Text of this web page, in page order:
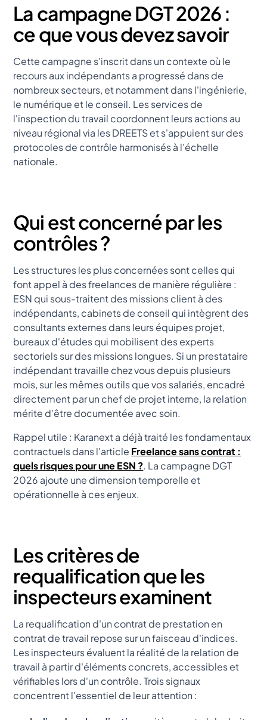
La campagne DGT 2026 :
ce que vous devez savoir
Cette campagne s'inscrit dans un contexte où le
recours aux indépendants a progressé dans de
nombreux secteurs, et notamment dans l'ingénierie,
le numérique et le conseil. Les services de
l'inspection du travail coordonnent leurs actions au
niveau régional via les DREETS et s'appuient sur des
protocoles de contrôle harmonisés à l'échelle
nationale.
Qui est concerné par les
contrôles ?
Les structures les plus concernées sont celles qui
font appel à des freelances de manière régulière :
ESN qui sous-traitent des missions client à des
indépendants, cabinets de conseil qui intègrent des
consultants externes dans leurs équipes projet,
bureaux d'études qui mobilisent des experts
sectoriels sur des missions longues. Si un prestataire
indépendant travaille chez vous depuis plusieurs
mois, sur les mêmes outils que vos salariés, encadré
directement par un chef de projet interne, la relation
mérite d'être documentée avec soin.
Rappel utile : Karanext a déjà traité les fondamentaux
contractuels dans l'article Freelance sans contrat :
quels risques pour une ESN ?. La campagne DGT
2026 ajoute une dimension temporelle et
opérationnelle à ces enjeux.
Les critères de
requalification que les
inspecteurs examinent
La requalification d'un contrat de prestation en
contrat de travail repose sur un faisceau d'indices.
Les inspecteurs évaluent la réalité de la relation de
travail à partir d'éléments concrets, accessibles et
vérifiables lors d'un contrôle. Trois signaux
concentrent l'essentiel de leur attention :